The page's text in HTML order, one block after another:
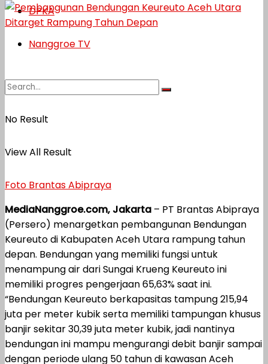
DPKA
Nanggroe TV
No Result
View All Result
Foto Brantas Abipraya
MediaNanggroe.com, Jakarta – PT Brantas Abipraya
(Persero) menargetkan pembangunan Bendungan
Keureuto di Kabupaten Aceh Utara rampung tahun
depan. Bendungan yang memiliki fungsi untuk
menampung air dari Sungai Krueng Keureuto ini
memiliki progres pengerjaan 65,63% saat ini.
“Bendungan Keureuto berkapasitas tampung 215,94
juta per meter kubik serta memiliki tampungan khusus
banjir sekitar 30,39 juta meter kubik, jadi nantinya
bendungan ini mampu mengurangi debit banjir sampai
dengan periode ulang 50 tahun di kawasan Aceh